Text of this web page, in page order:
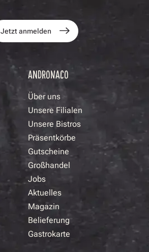
Jetzt anmelden
ANDRONACO
Über uns
Unsere Filialen
Unsere Bistros
Präsentkörbe
Gutscheine
Großhandel
Jobs
Aktuelles
Magazin
Belieferung
Gastrokarte